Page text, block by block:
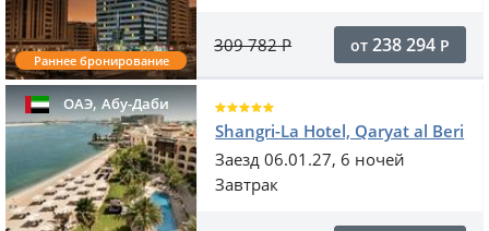
Раннее бронирование
309 782Р от 238 294 Р
ОАЭ,Абу-Даби
Shangri-La Hotel, Qaryat al Beri
Заезд 06.01.27, 6 ночей
Завтрак